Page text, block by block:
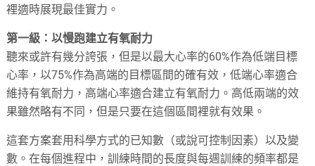
裡適時展現最佳實力。
第一級：以慢跑建立有氧耐力
聽來或許有幾分誇張，但是以最大心率的60%作為低端目標
心率，以75%作為高端的目標區間的確有效，低端心率適合
維持有氧耐力，高端心率適合建立有氧耐力。高低兩端的效
果雖然略有不同，但是只要在這個區間裡就有效果。
這套方案套用科學方式的已知數（或說可控制因素）以及變
數。在每個進程中，訓練時間的長度與每週訓練的頻率都是